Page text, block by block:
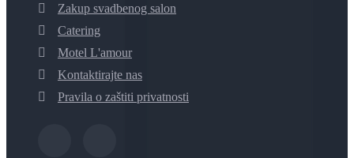
Zakup svadbenog salon
Catering
Motel L'amour
Kontaktirajte nas
Pravila o zaštiti privatnosti